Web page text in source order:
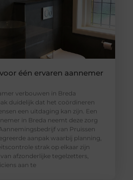
één ervaren aannemer
verbouwen in Breda
duidelijk dat het coördineren
een uitdaging kan zijn. Een
in Breda neemt deze zorg
van Pruissen
aanpak waarbij planning,
strak op elkaar zijn
afzonderlijke tegelzetters,
aan te